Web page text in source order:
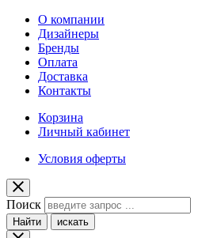
О компании
Дизайнеры
Бренды
Оплата
Доставка
Контакты
Корзина
Личный кабинет
Условия оферты
Поиск
Найти искать